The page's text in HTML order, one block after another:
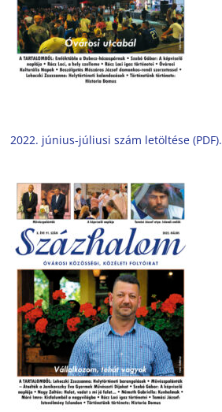
2022. június-júliusi szám letöltése (PDF).